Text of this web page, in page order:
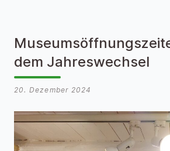
dem Jahreswechsel
20. Dezember 2024